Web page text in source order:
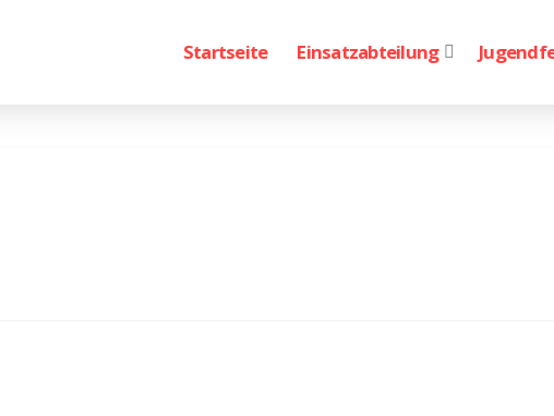
Startseite Einsatzabteilung